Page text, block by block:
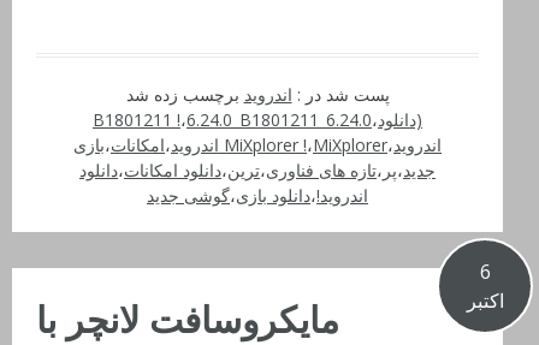
پست شد در : اندروید برچسب زده شد
(دانلود،6.24.0_B1801211 ! ،6.24.0_B1801211
اندروید، MiXplorer !،MiXplorer اندروید ،امکانات،بازی
جدید،پر ،تازه های فناوری،ترین،دانلود امکانات،دانلود
اندروید!،دانلود بازی،گوشی جدید
6
اکتبر
مایکروسافت لانچر با